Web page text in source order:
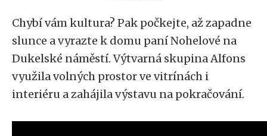
Chybí vám kultura? Pak počkejte, až zapadne
slunce a vyrazte k domu paní Nohelové na
Dukelské náměstí. Výtvarná skupina Alfons
využila volných prostor ve vitrínách i
interiéru a zahájila výstavu na pokračování.